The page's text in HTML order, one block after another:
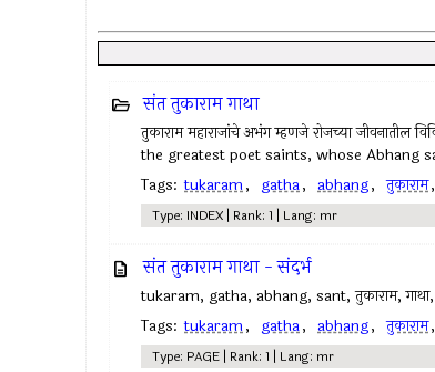
संत तुकाराम गाथा
तुकाराम महाराजांचे अभंग म्हणजे रोजच्या जीवनातील
the greatest poet saints, whose Abhang
Tags: tukaram, gatha, abhang, तुकाराम,
Type: INDEX | Rank: 1 | Lang: mr
संत तुकाराम गाथा - संदर्भ
tukaram, gatha, abhang, sant, तुकाराम,
Tags: tukaram, gatha, abhang, तुकाराम,
Type: PAGE | Rank: 1 | Lang: mr